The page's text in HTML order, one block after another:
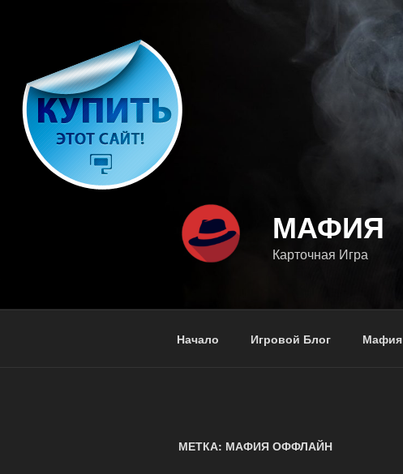
МАФИЯ
Карточная Игра
Начало Игровой Блог Мафия
МЕТКА: МАФИЯ ОФФЛАЙН